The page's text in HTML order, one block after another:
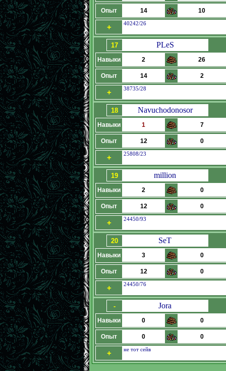
Опыт 14 10
+ 40242/26
17 PLeS
Навыки 2 26
Опыт 14 2
+ 38735/28
18 Navuchodonosor
Навыки 1 7
Опыт 12 0
+ 25808/23
19 million
Навыки 2 0
Опыт 12 0
+ 24450/93
20 SeT
Навыки 3 0
Опыт 12 0
+ 24450/76
- Jora
Навыки 0 0
Опыт 0 0
+ не тот сейв